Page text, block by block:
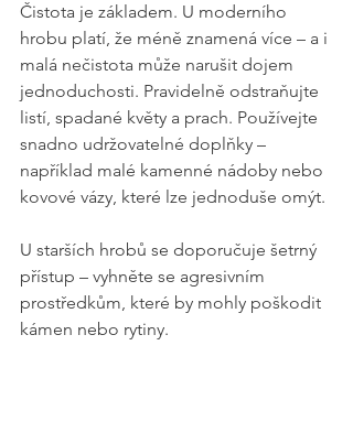
Čistota je základem. U moderního
hrobu platí, že méně znamená více – a i
malá nečistota může narušit dojem
jednoduchosti. Pravidelně odstraňujte
listí, spadané květy a prach. Používejte
snadno udržovatelné doplňky –
například malé kamenné nádoby nebo
kovové vázy, které lze jednoduše omýt.
U starších hrobů se doporučuje šetrný
přístup – vyhněte se agresivním
prostředkům, které by mohly poškodit
kámen nebo rytiny.